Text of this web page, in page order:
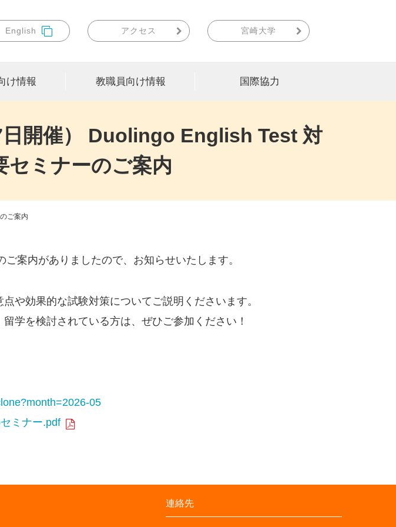
English アクセス 宮崎大学
け情報 教職員向け情報 国際協力
日開催） Duolingo English Test 対
セミナーのご案内
ご案内
案内がありましたので、お知らせいたします。
や効果的な試験対策についてご説明くださいます。
学を検討されている方は、ぜひご参加ください！
05
ミナー.pdf
連絡先